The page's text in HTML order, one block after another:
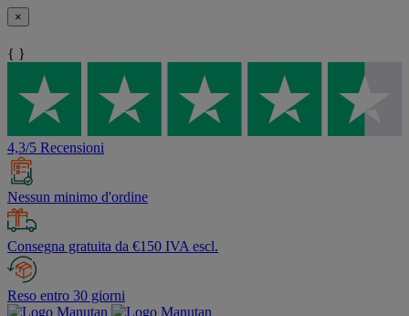
×
{ }
4,3/5 Recensioni
Nessun minimo d'ordine
Consegna gratuita da €150 IVA escl.
Reso entro 30 giorni